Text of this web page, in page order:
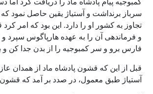
کمبوجیه پیام پادشاه ماد را دریافت کرد
سرباز برنداشت و آستیاژ یقین حاصل نمود
تجاوز به کشور او را دارد. این بود که امر
و فرماندهی آن را به عهده هارپاگوس سپرد و
فارس برو و سر کمبوجیه را از بدن جدا کن
قبل از این که قشون پادشاه ماد از همدان
آستیاژ طبق معمول، در صدد بر آمد که قشون